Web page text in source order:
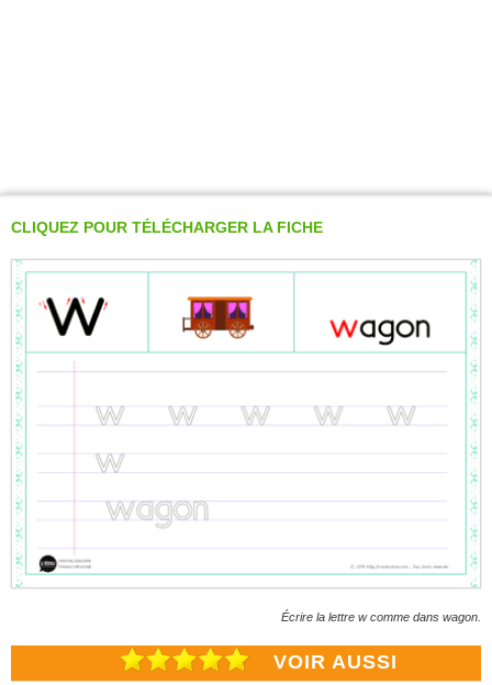
CLIQUEZ POUR TÉLÉCHARGER LA FICHE
Écrire la lettre w comme dans wagon.
VOIR AUSSI